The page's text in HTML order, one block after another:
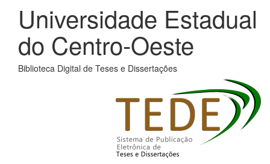
Universidade Estadual
do Centro-Oeste
Biblioteca Digital de Teses e Dissertações